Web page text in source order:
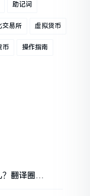
助记词
交易所 虚拟货币
币 操作指南
翻译圈老